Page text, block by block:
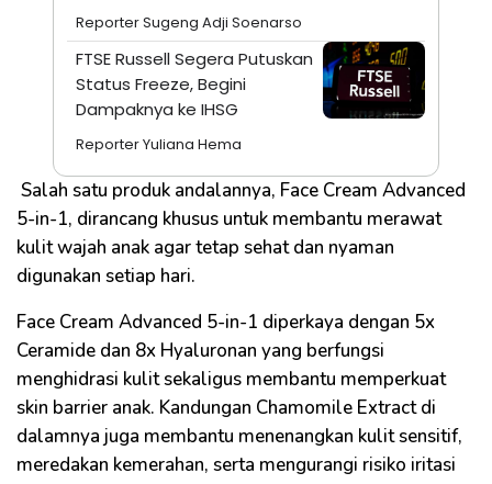
Reporter Sugeng Adji Soenarso
FTSE Russell Segera Putuskan
Status Freeze, Begini
Dampaknya ke IHSG
Reporter Yuliana Hema
Salah satu produk andalannya, Face Cream Advanced
5-in-1, dirancang khusus untuk membantu merawat
kulit wajah anak agar tetap sehat dan nyaman
digunakan setiap hari.
Face Cream Advanced 5-in-1 diperkaya dengan 5x
Ceramide dan 8x Hyaluronan yang berfungsi
menghidrasi kulit sekaligus membantu memperkuat
skin barrier anak. Kandungan Chamomile Extract di
dalamnya juga membantu menenangkan kulit sensitif,
meredakan kemerahan, serta mengurangi risiko iritasi